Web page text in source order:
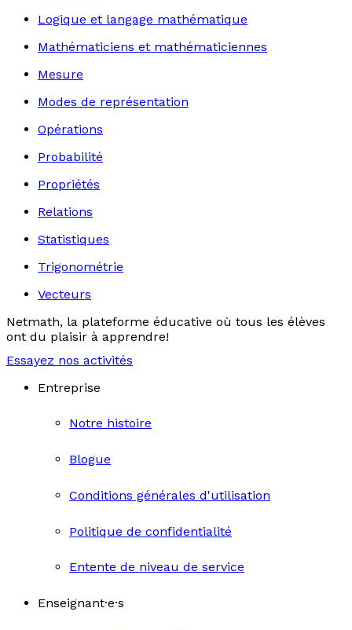
Logique et langage mathématique
Mathématiciens et mathématiciennes
Mesure
Modes de représentation
Opérations
Probabilité
Propriétés
Relations
Statistiques
Trigonométrie
Vecteurs
Netmath, la plateforme éducative où tous les élèves
ont du plaisir à apprendre!
Essayez nos activités
Entreprise
Notre histoire
Blogue
Conditions générales d'utilisation
Politique de confidentialité
Entente de niveau de service
Enseignant·e·s